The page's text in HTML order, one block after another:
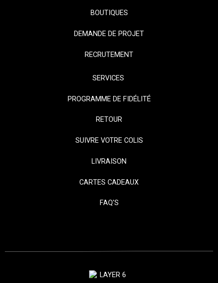
BOUTIQUES
DEMANDE DE PROJET
RECRUTEMENT
SERVICES
PROGRAMME DE FIDÉLITÉ
RETOUR
SUIVRE VOTRE COLIS
LIVRAISON
CARTES CADEAUX
FAQ'S